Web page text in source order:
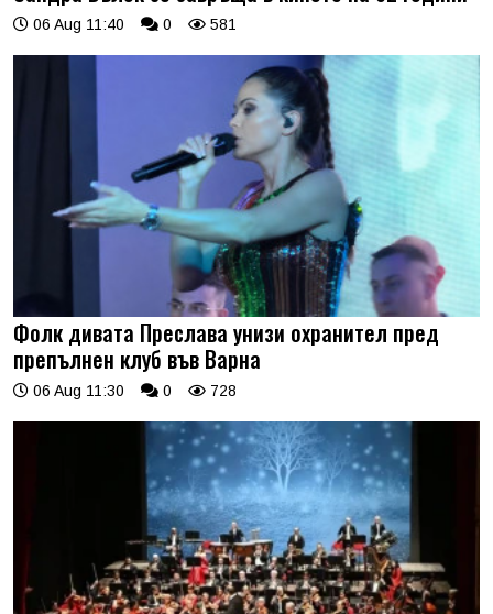
06 Aug 11:40 0 581
Фолк дивата Преслава унизи охранител пред
препълнен клуб във Варна
06 Aug 11:30 0 728